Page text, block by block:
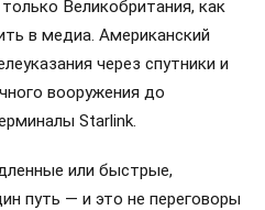
Великобритания, как
в медиа. Американский
через спутники и
вооружения до
Starlink.
или быстрые,
путь — и это не переговоры